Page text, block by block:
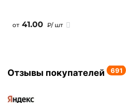
от 41.00 ₽/ шт
Отзывы покупателей 691